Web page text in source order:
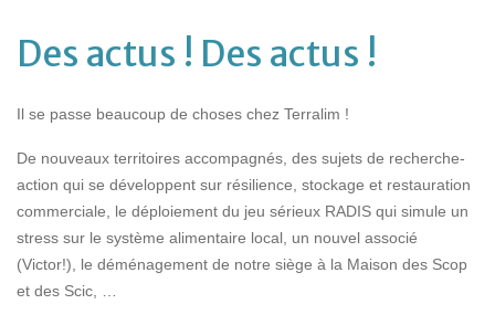
Des actus ! Des actus !
Il se passe beaucoup de choses chez Terralim !
De nouveaux territoires accompagnés, des sujets de recherche-
action qui se développent sur résilience, stockage et restauration
commerciale, le déploiement du jeu sérieux RADIS qui simule un
stress sur le système alimentaire local, un nouvel associé
(Victor!), le déménagement de notre siège à la Maison des Scop
et des Scic, …